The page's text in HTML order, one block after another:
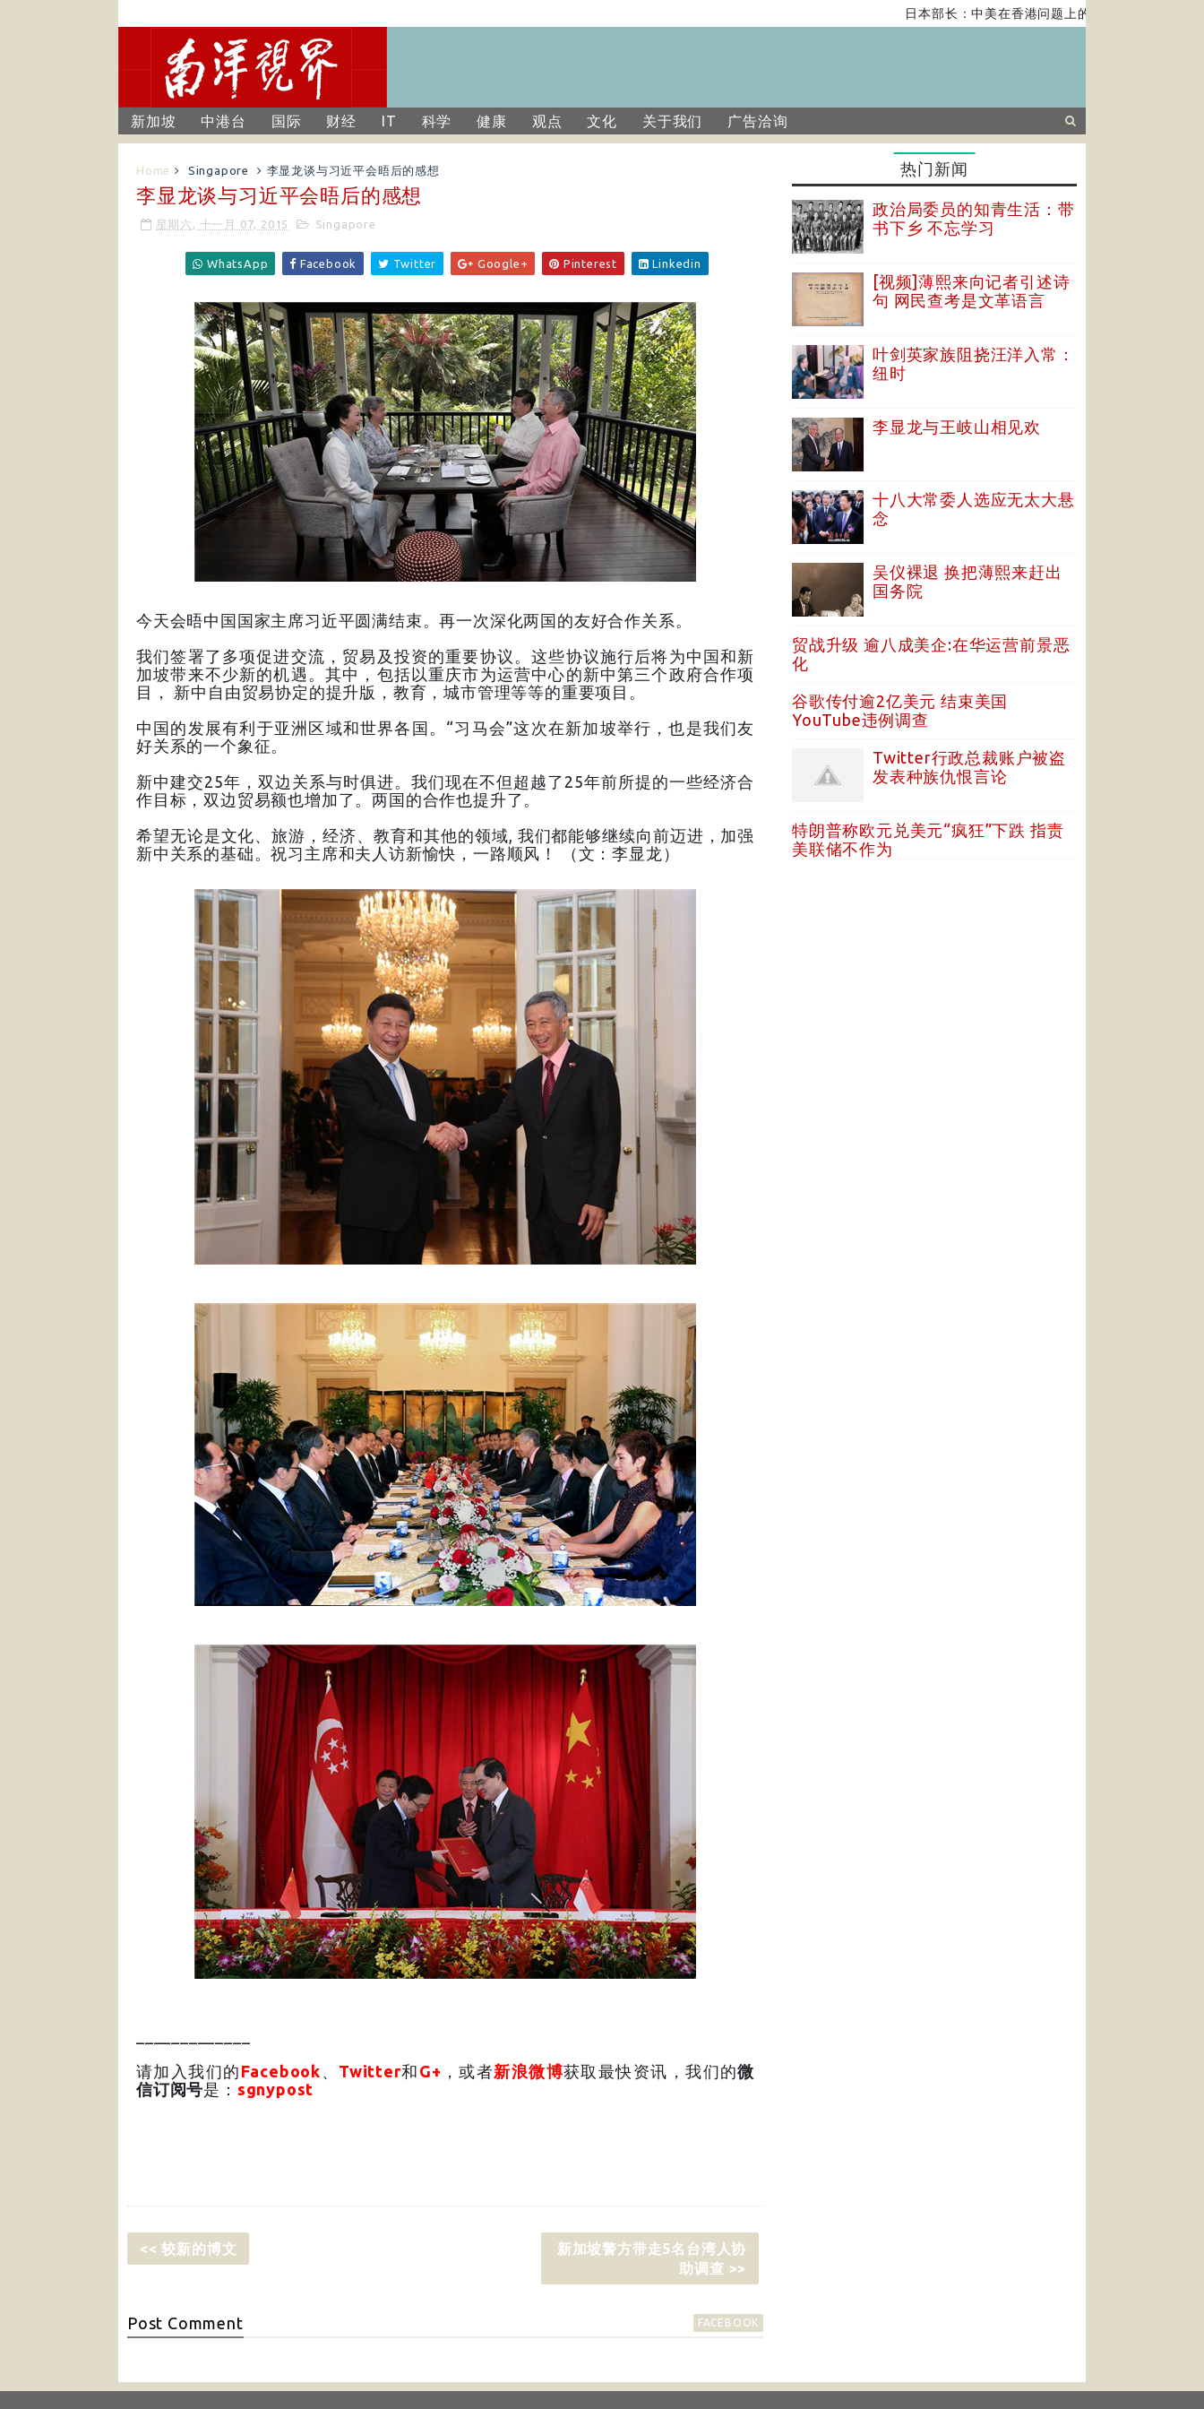
日本部长：中美在香港问题上的紧张关系对全球经济构成
新加坡 中港台 国际 财经 IT 科学 健康 观点 文化 关于我们 广告洽询
Home Singapore ​李显龙谈与习近平会晤后的感想
​李显龙谈与习近平会晤后的感想
星期六, 十一月 07, 2015 Singapore
WhatsApp Facebook Twitter Google+ Pinterest Linkedin
今天会晤中国国家主席习近平圆满结束。再一次深化两国的友好合作关系。
我们签署了多项促进交流，贸易及投资的重要协议。这些协议施行后将为中国和新
加坡带来不少新的机遇。其中，包括以重庆市为运营中心的新中第三个政府合作项
目， 新中自由贸易协定的提升版，教育，城市管理等等的重要项目。
中国的发展有利于亚洲区域和世界各国。“习马会”这次在新加坡举行，也是我们友
好关系的一个象征。
新中建交25年，双边关系与时俱进。我们现在不但超越了25年前所提的一些经济合
作目标，双边贸易额也增加了。两国的合作也提升了。
希望无论是文化、旅游，经济、教育和其他的领域, 我们都能够继续向前迈进，加强
新中关系的基础。祝习主席和夫人访新愉快，一路顺风！ （文：李显龙）
请加入我们的 Facebook 、 Twitter和 G+ ，或者新浪微博获取最快资讯，我们的微
信订阅号是： sgnypost
<< 较新的博文
新加坡警方带走5名台湾人协
助调查 >>
Post Comment FACEBOOK
热门新闻
政治局委员的知青生活：带
书下乡 不忘学习
[视频]薄熙来向记者引述诗
句 网民查考是文革语言
叶剑英家族阻挠汪洋入常：
纽时
李显龙与王岐山相见欢
十八大常委人选应无太大悬
念
吴仪裸退 换把薄熙来赶出
国务院
贸战升级 逾八成美企:在华运营前景恶
化
谷歌传付逾2亿美元 结束美国
YouTube违例调查
Twitter行政总裁账户被盗
发表种族仇恨言论
特朗普称欧元兑美元“疯狂”下跌 指责
美联储不作为